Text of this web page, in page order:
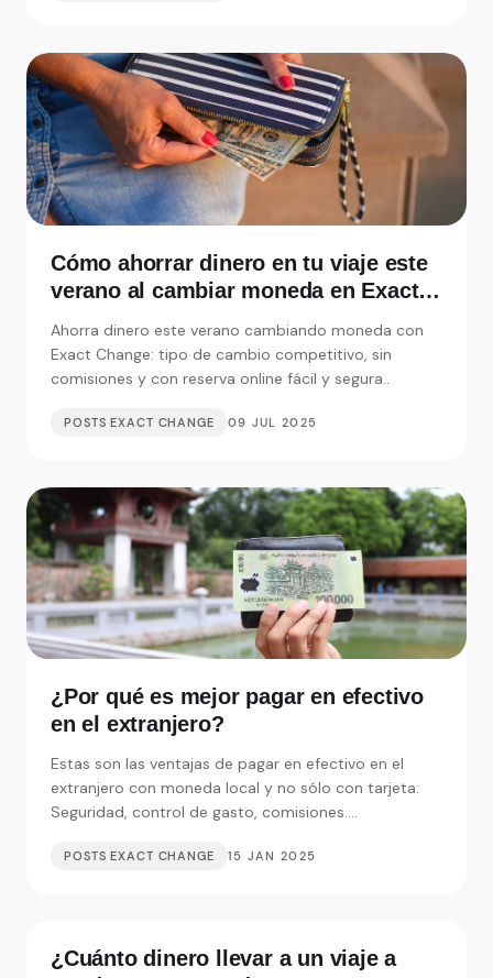
Cómo ahorrar dinero en tu viaje este
verano al cambiar moneda en Exact
Ahorra dinero este verano cambiando moneda con
Exact Change: tipo de cambio competitivo, sin
comisiones y con reserva online fácil y segura..
POSTS EXACT CHANGE 09 JUL 2025
¿Por qué es mejor pagar en efectivo
en el extranjero?
Estas son las ventajas de pagar en efectivo en el
extranjero con moneda local y no sólo con tarjeta:
Seguridad, control de gasto, comisiones....
POSTS EXACT CHANGE 15 JAN 2025